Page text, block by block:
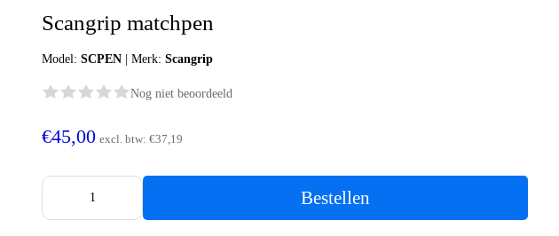
Scangrip matchpen
Model:SCPEN |Merk:Scangrip
Nog niet beoordeeld
€45,00 excl. btw:€37,19
Bestellen